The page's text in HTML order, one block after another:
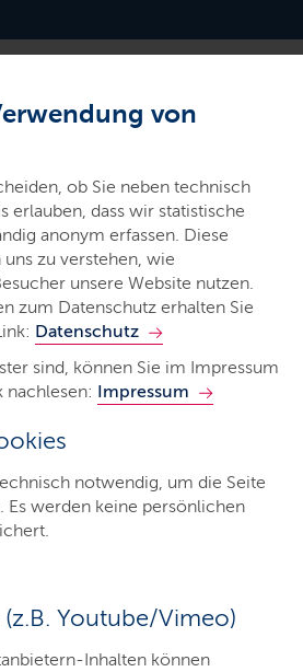
von
ob Sie neben technisch
erlauben, dass wir statistische
anonym erfassen. Diese
zu verstehen, wie
unsere Website nutzen.
zum Datenschutz erhalten Sie
Datenschutz
sind, können Sie im Impressum
nachlesen: Impressum
notwendig, um die Seite
Es werden keine persönlichen
Youtube/Vimeo)
Inhalten können